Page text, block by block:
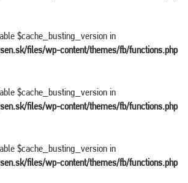
$cache_busting_version in
files/wp-content/themes/fb/functions.php
$cache_busting_version in
files/wp-content/themes/fb/functions.php
$cache_busting_version in
files/wp-content/themes/fb/functions.php